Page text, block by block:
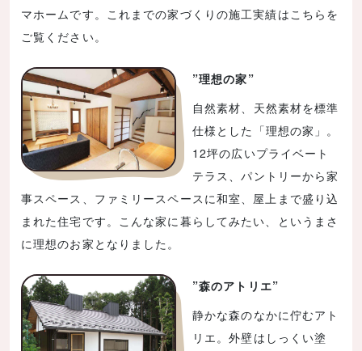
マホームです。これまでの家づくりの施工実績はこちらを
ご覧ください。
”理想の家”
自然素材、天然素材を標準
仕様とした「理想の家」。
12坪の広いプライベート
テラス、パントリーから家
事スペース、ファミリースペースに和室、屋上まで盛り込
まれた住宅です。こんな家に暮らしてみたい、というまさ
に理想のお家となりました。
”森のアトリエ”
静かな森のなかに佇むアト
リエ。外壁はしっくい塗